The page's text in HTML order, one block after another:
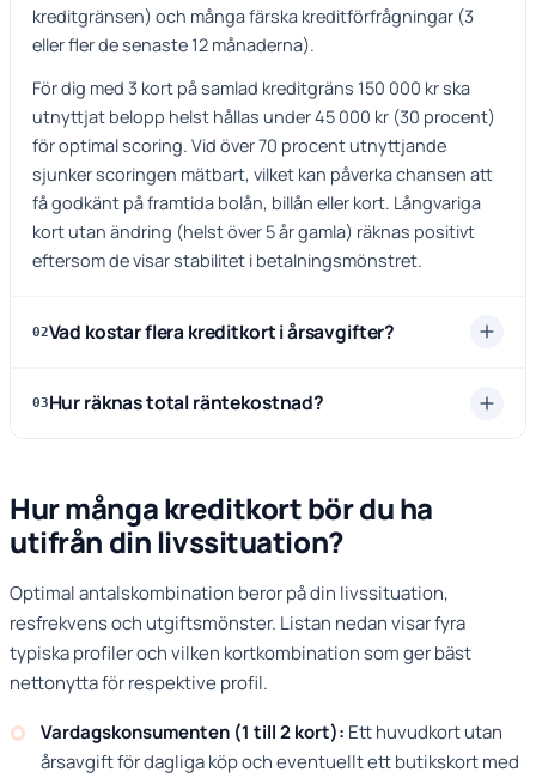
kreditgränsen) och många färska kreditförfrågningar (3
eller fler de senaste 12 månaderna).
För dig med 3 kort på samlad kreditgräns 150 000 kr ska
utnyttjat belopp helst hållas under 45 000 kr (30 procent)
för optimal scoring. Vid över 70 procent utnyttjande
sjunker scoringen mätbart, vilket kan påverka chansen att
få godkänt på framtida bolån, billån eller kort. Långvariga
kort utan ändring (helst över 5 år gamla) räknas positivt
eftersom de visar stabilitet i betalningsmönstret.
02Vad kostar flera kreditkort i årsavgifter?
03Hur räknas total räntekostnad?
Hur många kreditkort bör du ha
utifrån din livssituation?
Optimal antalskombination beror på din livssituation,
resfrekvens och utgiftsmönster. Listan nedan visar fyra
typiska profiler och vilken kortkombination som ger bäst
nettonytta för respektive profil.
Vardagskonsumenten (1 till 2 kort): Ett huvudkort utan
årsavgift för dagliga köp och eventuellt ett butikskort med